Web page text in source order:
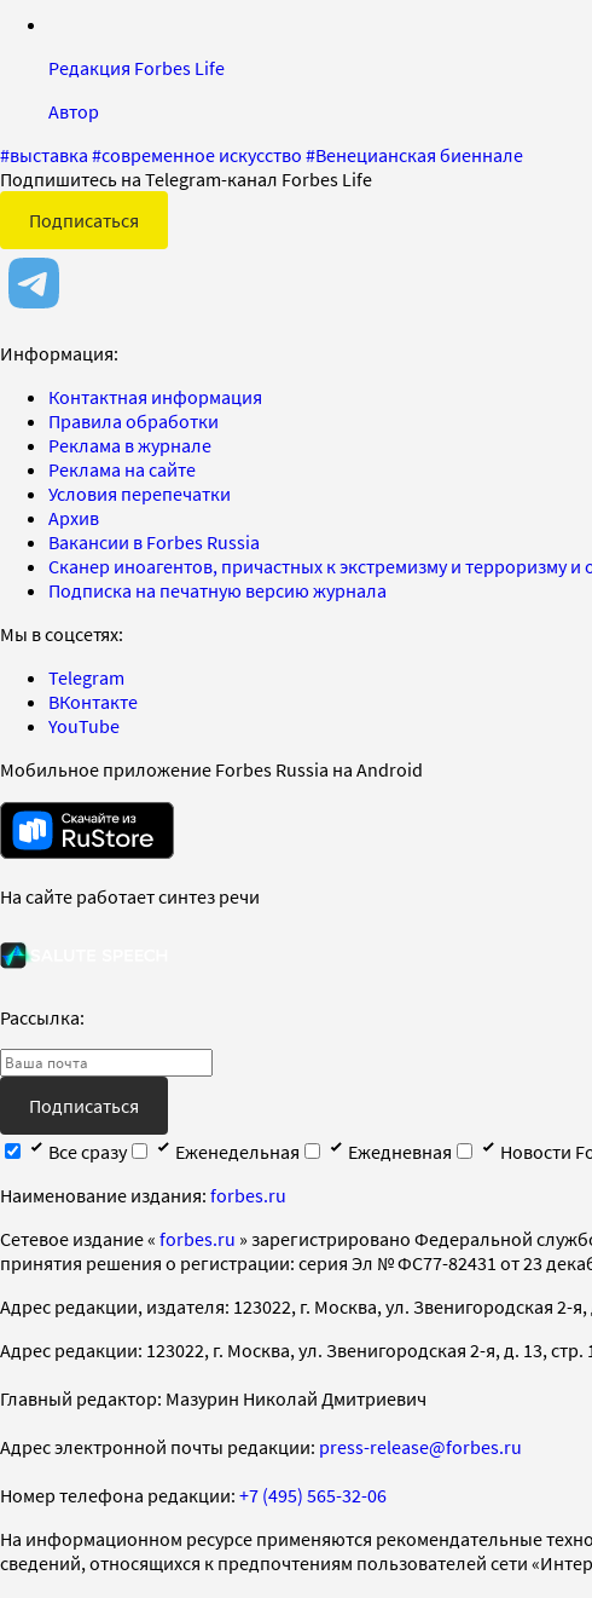
Редакция Forbes Life
Автор
#выставка #современное искусство #Венецианская биеннале
Подпишитесь на Telegram-канал Forbes Life
Подписаться
Информация:
Контактная информация
Правила обработки
Реклама в журнале
Реклама на сайте
Условия перепечатки
Архив
Вакансии в Forbes Russia
Сканер иноагентов, причастных к экстремизму и терроризму
Подписка на печатную версию журнала
Мы в соцсетях:
Telegram
ВКонтакте
YouTube
Мобильное приложение Forbes Russia на Android
На сайте работает синтез речи
Рассылка:
Подписаться
Все сразу
Еженедельная Ежедневная
Новости
Наименование издания: forbes.ru
Cетевое издание « forbes.ru » зарегистрировано Федеральной
принятия решения о регистрации: серия Эл № ФС77-82431 от 23
Адрес редакции, издателя: 123022, г. Москва, ул. Звенигородская 2-я,
Адрес редакции: 123022, г. Москва, ул. Звенигородская 2-я, д. 13, стр.
Главный редактор: Мазурин Николай Дмитриевич
Адрес электронной почты редакции: press-release@forbes.ru
Номер телефона редакции: +7 (495) 565-32-06
На информационном ресурсе применяются рекомендательные
сведений, относящихся к предпочтениям пользователей сети